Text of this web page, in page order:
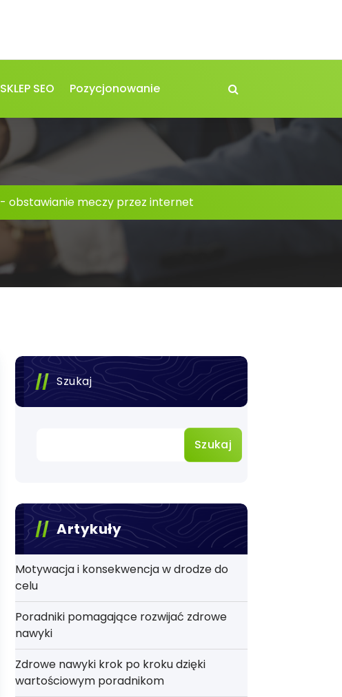
SKLEP SEO Pozycjonowanie
- obstawianie meczy przez internet
Szukaj
Szukaj
Artykuły
Motywacja i konsekwencja w drodze do
celu
Poradniki pomagające rozwijać zdrowe
nawyki
Zdrowe nawyki krok po kroku dzięki
wartościowym poradnikom